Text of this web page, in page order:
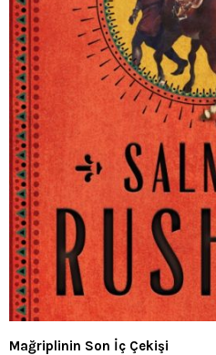
Mağriplinin Son İç Çekişi